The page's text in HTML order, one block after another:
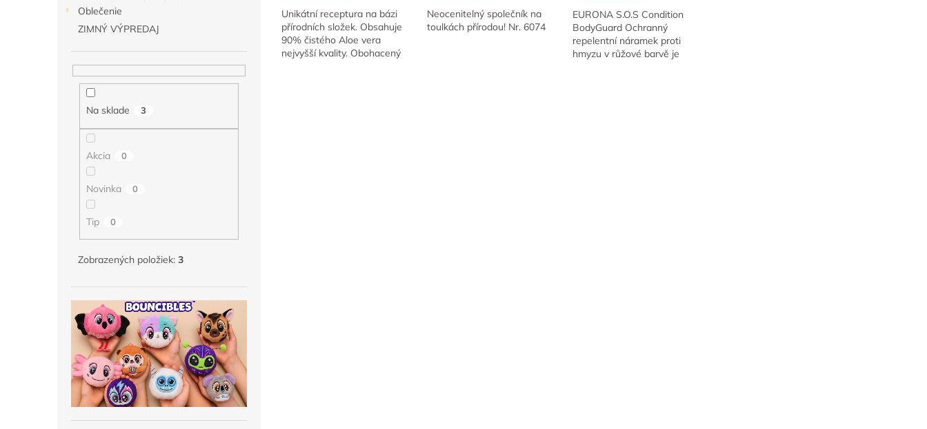
Oblečenie
ZIMNÝ VÝPREDAJ
Na sklade 3
Akcia 0
Novinka 0
Tip 0
Zobrazených položiek: 3
Unikátní receptura na bázi
přírodních složek. Obsahuje
90% čistého Aloe vera
nejvyšší kvality. Obohacený
Neocenitelný společník na
toulkách přírodou! Nr. 6074
EURONA S.O.S Condition
BodyGuard Ochranný
repelentní náramek proti
hmyzu v růžové barvě je